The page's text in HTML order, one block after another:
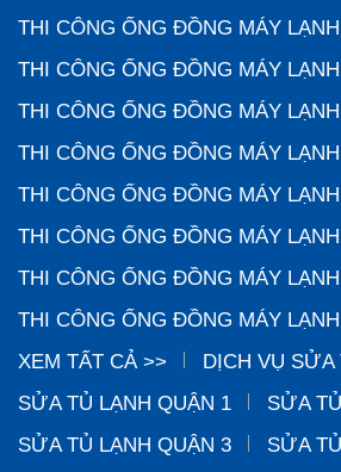
THI CÔNG ỐNG ĐỒNG MÁY LẠNH
THI CÔNG ỐNG ĐỒNG MÁY
THI CÔNG ỐNG ĐỒNG MÁY
THI CÔNG ỐNG ĐỒNG MÁY
THI CÔNG ỐNG ĐỒNG MÁY
THI CÔNG ỐNG ĐỒNG MÁY
THI CÔNG ỐNG ĐỒNG MÁY
THI CÔNG ỐNG ĐỒNG MÁY
XEM TẤT CẢ >>
DỊCH VỤ SỬA
SỬA TỦ LẠNH QUẬN 1
SỬA
SỬA TỦ LẠNH QUẬN 3
SỬA